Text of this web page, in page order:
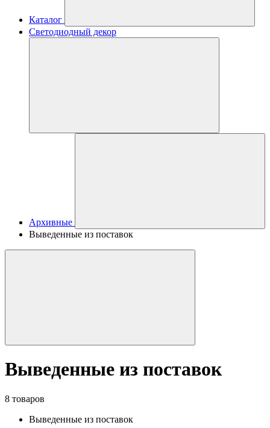
Каталог
Светодиодный декор
Архивные
Выведенные из поставок
Выведенные из поставок
8 товаров
Выведенные из поставок